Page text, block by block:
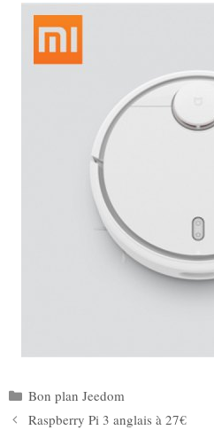
Catégories
Bon plan Jeedom
Raspberry Pi 3 anglais à 27€